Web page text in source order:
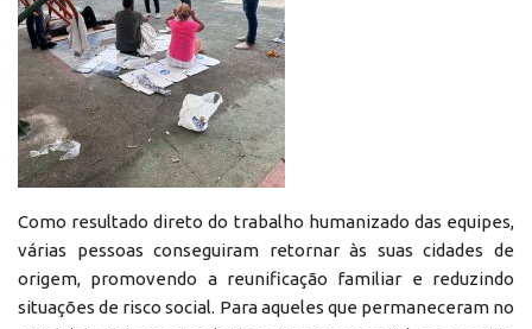
Como resultado direto do trabalho humanizado das equipes,
várias pessoas conseguiram retornar às suas cidades de
origem, promovendo a reunificação familiar e reduzindo
situações de risco social. Para aqueles que permaneceram no